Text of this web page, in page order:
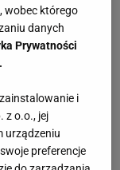
wobec którego
danych
Prywatności
i
z o.o., jej
urządzeniu
preferencje